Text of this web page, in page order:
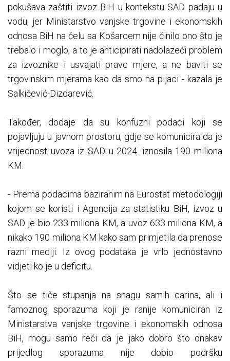
pokušava zaštiti izvoz BiH u kontekstu SAD padaju u
vodu, jer Ministarstvo vanjske trgovine i ekonomskih
odnosa BiH na čelu sa Košarcem nije činilo ono što je
trebalo i moglo, a to je anticipirati nadolazeći problem
za izvoznike i usvajati prave mjere, a ne baviti se
trgovinskim mjerama kao da smo na pijaci - kazala je
Salkičević-Dizdarević.
Također, dodaje da su konfuzni podaci koji se
pojavljuju u javnom prostoru, gdje se komunicira da je
vrijednost uvoza iz SAD u 2024. iznosila 190 miliona
KM.
- Prema podacima baziranim na Eurostat metodologiji
kojom se koristi i Agencija za statistiku BiH, izvoz u
SAD je bio 233 miliona KM, a uvoz 633 miliona KM, a
nikako 190 miliona KM kako sam primjetila da prenose
razni mediji. Iz ovog podataka je vrlo jednostavno
vidjeti ko je u deficitu.
Što se tiče stupanja na snagu samih carina, ali i
famoznog sporazuma koji je ranije komuniciran iz
Ministarstva vanjske trgovine i ekonomskih odnosa
BiH, mogu samo reći da je jako dobro što onakav
prijedlog sporazuma nije dobio podršku